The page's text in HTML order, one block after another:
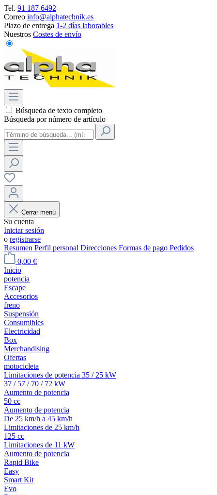
Tel. 91 187 6492
Correo info@alphatechnik.es
Plazo de entrega 1-2 días laborables
Nuestros Costes de envío
Búsqueda de texto completo
Búsqueda por número de artículo
Cerrar menú
Su cuenta
Iniciar sesión
o registrarse
Resumen Perfil personal Direcciones Formas de pago Pedidos
0,00 €
Inicio
potencia
Escape
Accesorios
freno
Suspensión
Consumibles
Electricidad
Box
Merchandising
Ofertas
motocicleta
Limitaciones de potencia 35 / 25 kW
37 / 57 / 70 / 72 kW
Aumento de potencia
50 cc
Aumento de potencia
De 25 km/h a 45 km/h
Limitaciones de 25 km/h
125 cc
Limitaciones de 11 kW
Aumento de potencia
Rapid Bike
Easy
Smart Kit
Evo